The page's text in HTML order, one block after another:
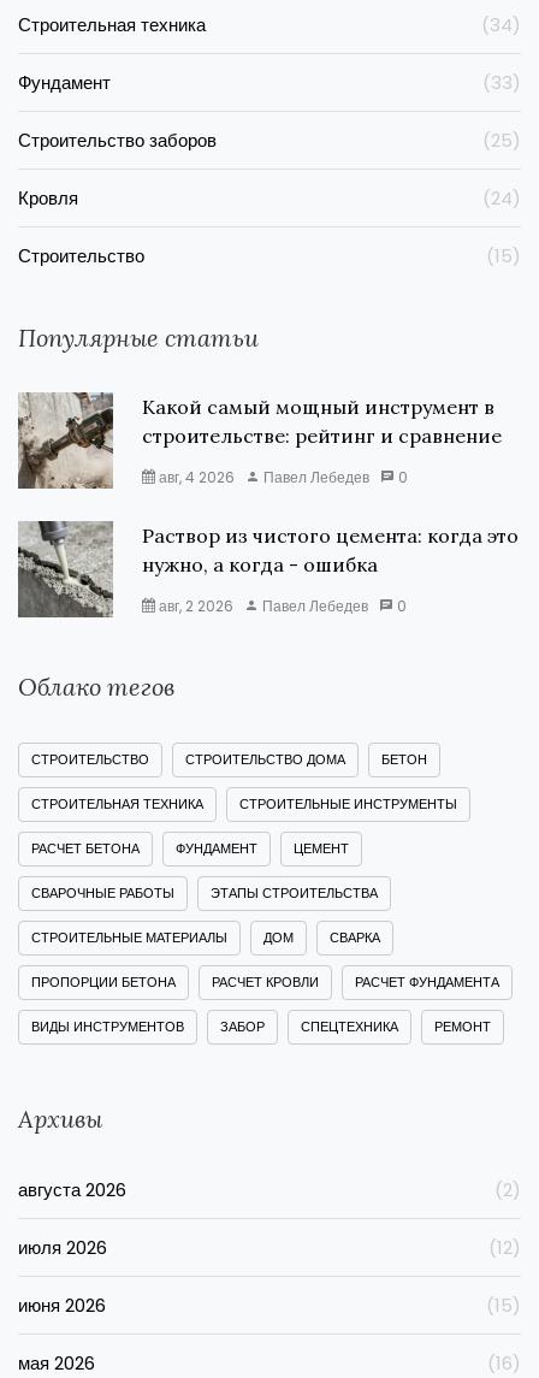
Строительная техника (34)
Фундамент (33)
Строительство заборов (25)
Кровля (24)
Строительство (15)
Популярные статьи
Какой самый мощный инструмент в
строительстве: рейтинг и сравнение
авг, 4 2026 Павел Лебедев 0
Раствор из чистого цемента: когда это
нужно, а когда - ошибка
авг, 2 2026 Павел Лебедев 0
Облако тегов
СТРОИТЕЛЬСТВО СТРОИТЕЛЬСТВО ДОМА БЕТОН
СТРОИТЕЛЬНАЯ ТЕХНИКА СТРОИТЕЛЬНЫЕ ИНСТРУМЕНТЫ
РАСЧЕТ БЕТОНА ФУНДАМЕНТ ЦЕМЕНТ
СВАРОЧНЫЕ РАБОТЫ ЭТАПЫ СТРОИТЕЛЬСТВА
СТРОИТЕЛЬНЫЕ МАТЕРИАЛЫ ДОМ СВАРКА
ПРОПОРЦИИ БЕТОНА РАСЧЕТ КРОВЛИ РАСЧЕТ ФУНДАМЕНТА
ВИДЫ ИНСТРУМЕНТОВ ЗАБОР СПЕЦТЕХНИКА РЕМОНТ
Архивы
августа 2026 (2)
июля 2026 (12)
июня 2026 (15)
мая 2026 (16)